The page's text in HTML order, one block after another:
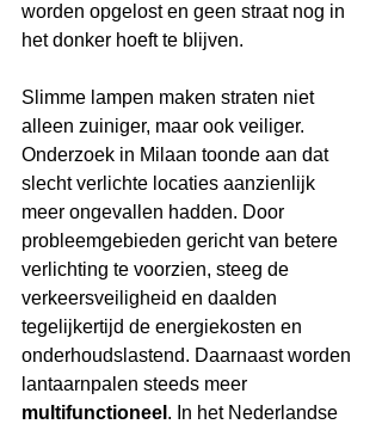
worden opgelost en geen straat nog in
het donker hoeft te blijven.
Slimme lampen maken straten niet
alleen zuiniger, maar ook veiliger.
Onderzoek in Milaan toonde aan dat
slecht verlichte locaties aanzienlijk
meer ongevallen hadden. Door
probleemgebieden gericht van betere
verlichting te voorzien, steeg de
verkeersveiligheid en daalden
tegelijkertijd de energiekosten en
onderhoudslastend. Daarnaast worden
lantaarnpalen steeds meer
multifunctioneel . In het Nederlandse